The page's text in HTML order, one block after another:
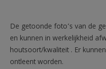
De getoonde foto’s van de
en kunnen in werkelijkheid
houtsoort/kwaliteit . Er
ontleent worden.